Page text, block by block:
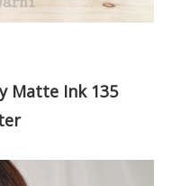
Matte Ink 135